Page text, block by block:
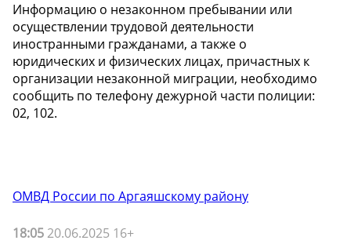
Информацию о незаконном пребывании или
осуществлении трудовой деятельности
иностранными гражданами, а также о
юридических и физических лицах, причастных к
организации незаконной миграции, необходимо
сообщить по телефону дежурной части полиции:
02, 102.
ОМВД России по Аргаяшскому району
18:05 20.06.2025 16+